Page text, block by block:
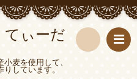
ぃーだ
麦を使用して、
りしています。